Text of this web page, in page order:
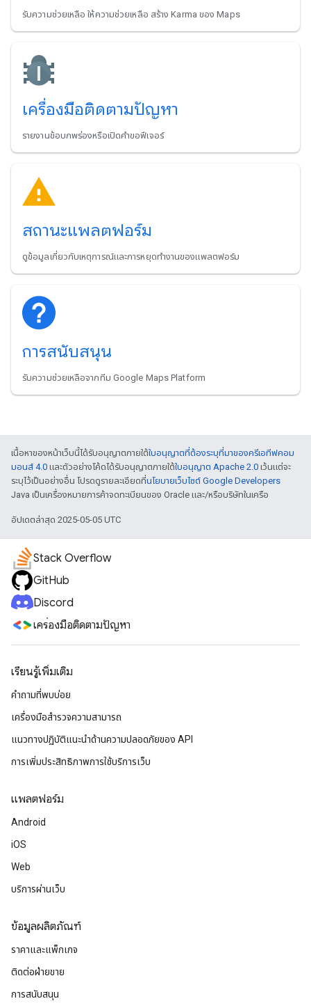
รับความช่วยเหลือ ให้ความช่วยเหลือ สร้าง Karma ของ Maps
เครื่องมือติดตามปัญหา
รายงานข้อบกพร่องหรือเปิดคำขอฟีเจอร์
สถานะแพลตฟอร์ม
ดูข้อมูลเกี่ยวกับเหตุการณ์และการหยุดทำงานของแพลตฟอร์ม
การสนับสนุน
รับความช่วยเหลือจากทีม Google Maps Platform
เนื้อหาของหน้าเว็บนี้ได้รับอนุญาตภายใต้ใบอนุญาตที่ต้องระบุที่มาของครีเอทีฟคอม
มอนส์ 4.0 และตัวอย่างโค้ดได้รับอนุญาตภายใต้ใบอนุญาต Apache 2.0 เว้นแต่จะ
ระบุไว้เป็นอย่างอื่น โปรดดูรายละเอียดที่นโยบายเว็บไซต์ Google Developers
Java เป็นเครื่องหมายการค้าจดทะเบียนของ Oracle และ/หรือบริษัทในเครือ
อัปเดตล่าสุด 2025-05-05 UTC
Stack Overflow
GitHub
Discord
เครื่องมือติดตามปัญหา
เรียนรู้เพิ่มเติม
คำถามที่พบบ่อย
เครื่องมือสำรวจความสามารถ
แนวทางปฏิบัติแนะนําด้านความปลอดภัยของ API
การเพิ่มประสิทธิภาพการใช้บริการเว็บ
แพลตฟอร์ม
Android
iOS
Web
บริการผ่านเว็บ
ข้อมูลผลิตภัณฑ์
ราคาและแพ็กเกจ
ติดต่อฝ่ายขาย
การสนับสนุน